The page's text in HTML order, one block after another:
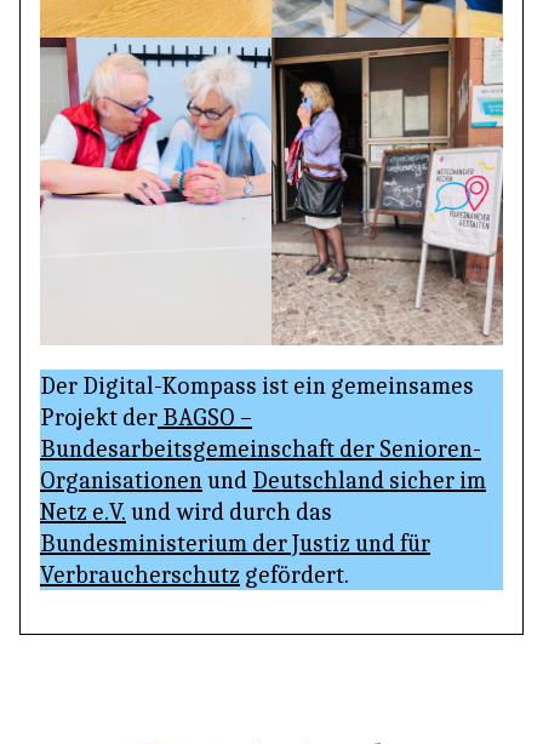
Der Digital-Kompass ist ein gemeinsames
Projekt der BAGSO –
Bundesarbeitsgemeinschaft der Senioren-
Organisationen und Deutschland sicher im
Netz e.V. und wird durch das
Bundesministerium der Justiz und für
Verbraucherschutz gefördert.